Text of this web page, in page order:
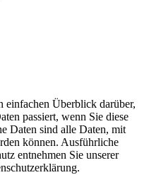
einfachen Überblick darüber,
passiert, wenn Sie diese
Daten sind alle Daten, mit
können. Ausführliche
entnehmen Sie unserer